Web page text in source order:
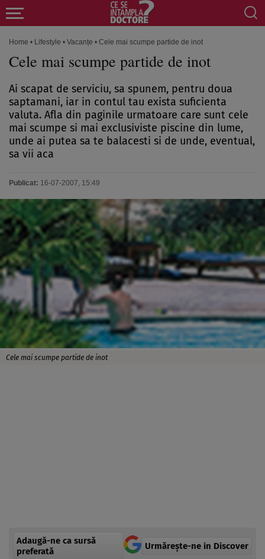
Home • Lifestyle • Vacanțe • Cele mai scumpe partide de inot
Cele mai scumpe partide de inot
Ai scapat de serviciu, sa spunem, pentru doua
saptamani, iar in contul tau exista suficienta
valuta. Afla din paginile urmatoare care sunt cele
mai scumpe si mai exclusiviste piscine din lume,
unde ai putea sa te balacesti si de unde, eventual,
sa vii aca
Publicat: 16-07-2007, 15:49
Cele mai scumpe partide de inot
Adaugă-ne ca sursă
preferată
Urmărește-ne in Discover